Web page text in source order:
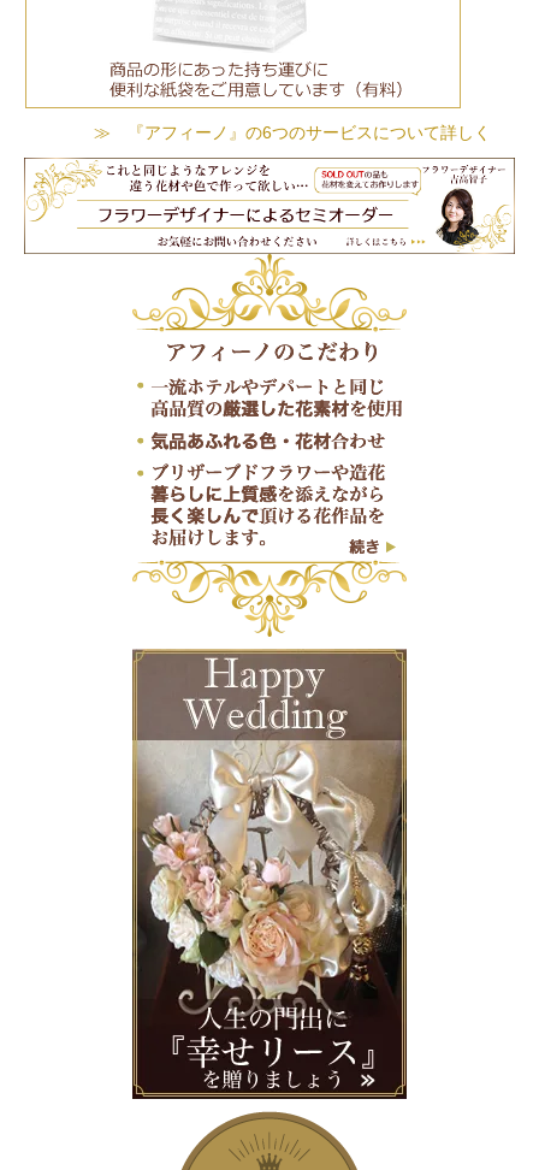
≫ 『アフィーノ』の6つのサービスについて詳しく